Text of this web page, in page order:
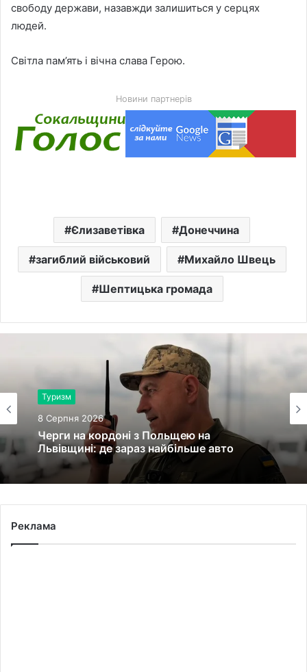
свободу держави, назавжди залишиться у серцях
людей.
Світла пам’ять і вічна слава Герою.
Новини партнерів
Єлизаветівка Донеччина
загиблий військовий Михайло Швець
Шептицька громада
Туризм
8 Серпня 2026
Черги на кордоні з Польщею на
Львівщині: де зараз найбільше авто
Реклама